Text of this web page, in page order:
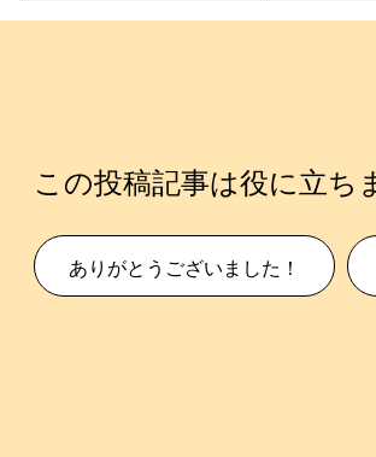
この投稿記事は役に立ち
ありがとうございました！